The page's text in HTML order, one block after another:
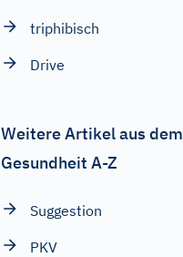
triphibisch
Drive
Weitere Artikel aus
Gesundheit A-Z
Suggestion
PKV